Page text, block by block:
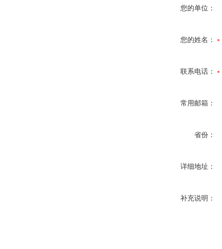
您的单位：
您的姓名：
联系电话：
常用邮箱：
省份：
详细地址：
补充说明：